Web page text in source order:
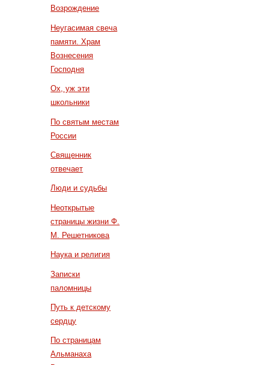
Возрождение
Неугасимая свеча
памяти. Храм
Вознесения
Господня
Ох, уж эти
школьники
По святым местам
России
Священник
отвечает
Люди и судьбы
Неоткрытые
страницы жизни Ф.
М. Решетникова
Наука и религия
Записки
паломницы
Путь к детскому
сердцу
По страницам
Альманаха